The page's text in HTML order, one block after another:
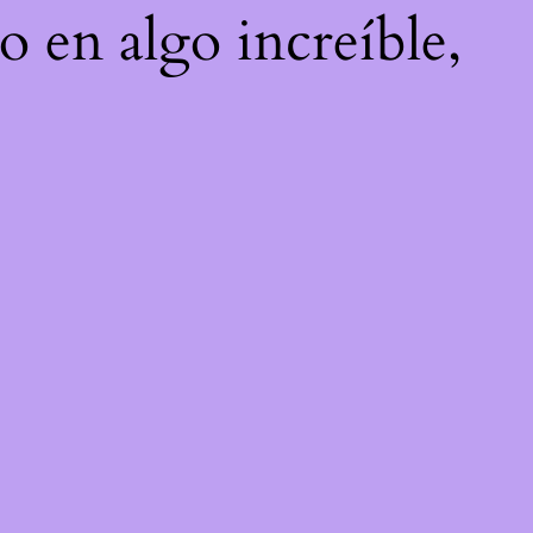
en algo increíble,